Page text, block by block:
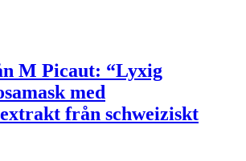
M Picaut: “Lyxig
med
från schweiziskt